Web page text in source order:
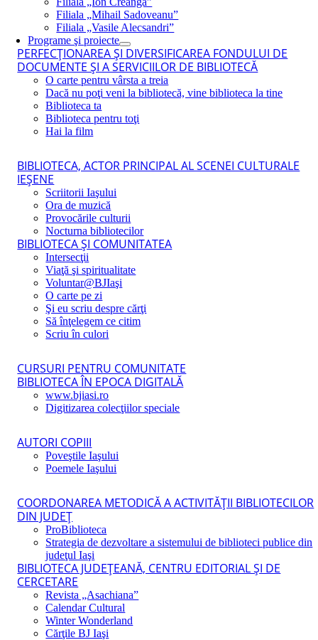
Filiala „Mihail Sadoveanu”
Filiala „Vasile Alecsandri”
Programe şi proiecte
PERFECŢIONAREA ŞI DIVERSIFICAREA FONDULUI DE
DOCUMENTE ŞI A SERVICIILOR DE BIBLIOTECĂ
O carte pentru vârsta a treia
Dacă nu poţi veni la bibliotecă, vine biblioteca la tine
Biblioteca ta
Biblioteca pentru toţi
Hai la film
BIBLIOTECA, ACTOR PRINCIPAL AL SCENEI CULTURALE
IEŞENE
Scriitorii Iaşului
Ora de muzică
Provocările culturii
Nocturna bibliotecilor
BIBLIOTECA ŞI COMUNITATEA
Intersecţii
Viaţă şi spiritualitate
Voluntar@BJIaşi
O carte pe zi
Şi eu scriu despre cărţi
Să înţelegem ce citim
Scriu în culori
CURSURI PENTRU COMUNITATE
BIBLIOTECA ÎN EPOCA DIGITALĂ
www.bjiasi.ro
Digitizarea colecţiilor speciale
AUTORI COPIII
Poveştile Iaşului
Poemele Iaşului
COORDONAREA METODICĂ A ACTIVITĂŢII BIBLIOTECILOR
DIN JUDEŢ
ProBiblioteca
Strategia de dezvoltare a sistemului de biblioteci publice din
judeţul Iaşi
BIBLIOTECA JUDEŢEANĂ, CENTRU EDITORIAL ŞI DE
CERCETARE
Revista „Asachiana”
Calendar Cultural
Winter Wonderland
Cărţile BJ Iaşi